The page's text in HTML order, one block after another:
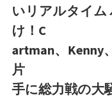
いリアルタイム
け！C
artman、Kenny
片
手に総力戦の大